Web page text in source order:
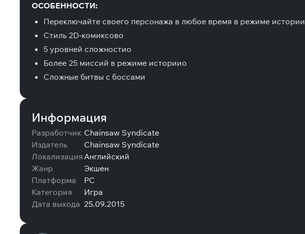
ОСОБЕННОСТИ:
Переключайте своего персонажа в любое время в режиме истории
Стиль 2D-комиксовo
5 уровней сложностиo
Более 25 миссий в режиме историиo
Сложные битвы с боссами
Информация
Разработчик Chainsaw Syndicate
Издатель
Chainsaw Syndicate
ЛокализацияАнглийский
Жанр
Экшен
Платформа
PC
Категория
Игра
Дата выхода 25.09.2015